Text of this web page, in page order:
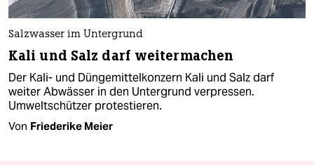
Salzwasser im Untergrund
Kali und Salz darf weitermachen
Der Kali- und Düngemittelkonzern Kali und Salz darf
weiter Abwässer in den Untergrund verpressen.
Umweltschützer protestieren.
Von Friederike Meier